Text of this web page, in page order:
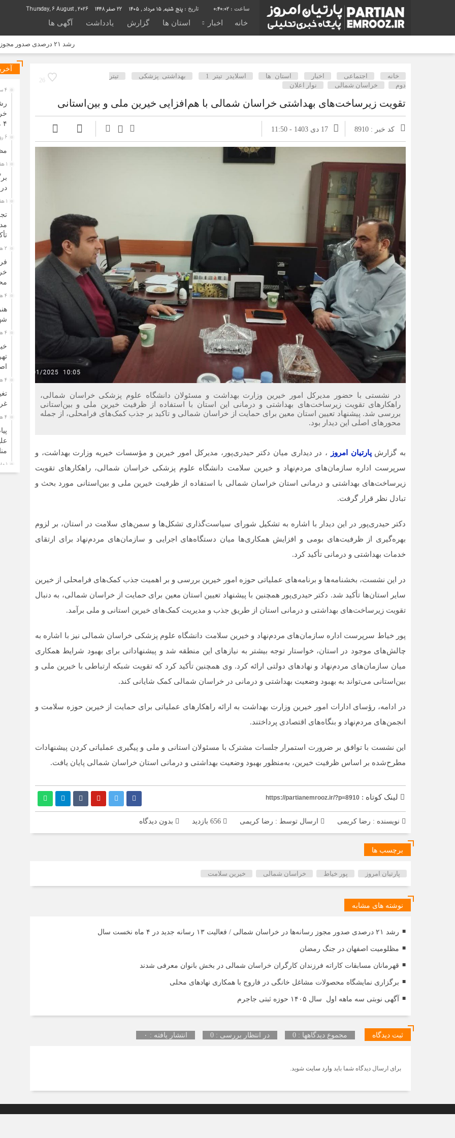
0:40:03 تاریخ : پنج شنبه, ۱۵ مرداد , ۱۴۰۵ 22 صفر 1448
Thursday, 6 August , 2026
خانه
اخبار استان ها گزارش یادداشت آگهی ها
26
خانه اجتماعی اخبار استان ها اسلایدر تیتر 1 بهداشتی پزشکی
تیتر
دوم
خراسان شمالی نوار اعلان
تقویت زیرساخت‌های بهداشتی خراسان شمالی با هم‌افزایی خیرین ملی و بین‌استانی
کد خبر : 8910 17 دی 1403 - 11:50
در نشستی با حضور مدیرکل امور خیرین وزارت بهداشت و مسئولان دانشگاه علوم پزشکی خراسان شمالی،
راهکارهای تقویت زیرساخت‌های بهداشتی و درمانی این استان با استفاده از ظرفیت خیرین ملی و بین‌استانی
بررسی شد. پیشنهاد تعیین استان معین برای حمایت از خراسان شمالی و تاکید بر جذب کمک‌های فرامحلی، از جمله
محورهای اصلی این دیدار بود.
به گزارشپارتیان امروز
، در دیداری میان دکتر حیدری‌پور، مدیرکل امور خیرین و مؤسسات خیریه وزارت بهداشت، و
سرپرست اداره سازمان‌های مردم‌نهاد و خیرین سلامت دانشگاه علوم پزشکی خراسان شمالی، راهکارهای تقویت
زیرساخت‌های بهداشتی و درمانی استان خراسان شمالی با استفاده از ظرفیت خیرین ملی و بین‌استانی مورد بحث و
تبادل نظر قرار گرفت.
دکتر حیدری‌پور در این دیدار با اشاره به تشکیل شورای سیاست‌گذاری تشکل‌ها و سمن‌های سلامت در استان، بر لزوم
بهره‌گیری از ظرفیت‌های بومی و افزایش همکاری‌ها میان دستگاه‌های اجرایی و سازمان‌های مردم‌نهاد برای ارتقای
خدمات بهداشتی و درمانی تأکید کرد.
در این نشست، بخشنامه‌ها و برنامه‌های عملیاتی حوزه امور خیرین بررسی و بر اهمیت جذب کمک‌های فرامحلی از خیرین
سایر استان‌ها تأکید شد. دکتر حیدری‌پور همچنین با پیشنهاد تعیین استان معین برای حمایت از خراسان شمالی، به دنبال
تقویت زیرساخت‌های بهداشتی و درمانی استان از طریق جذب و مدیریت کمک‌های خیرین استانی و ملی برآمد.
پور خیاط سرپرست اداره سازمان‌های مردم‌نهاد و خیرین سلامت دانشگاه علوم پزشکی خراسان شمالی نیز با اشاره به
چالش‌های موجود در استان، خواستار توجه بیشتر به نیازهای این منطقه شد و پیشنهاداتی برای بهبود شرایط همکاری
میان سازمان‌های مردم‌نهاد و نهادهای دولتی ارائه کرد. وی همچنین تأکید کرد که تقویت شبکه ارتباطی با خیرین ملی و
بین‌استانی می‌تواند به بهبود وضعیت بهداشتی و درمانی در خراسان شمالی کمک شایانی کند.
در ادامه، رؤسای ادارات امور خیرین وزارت بهداشت به ارائه راهکارهای عملیاتی برای حمایت از خیرین حوزه سلامت و
انجمن‌های مردم‌نهاد و بنگاه‌های اقتصادی پرداختند.
این نشست با توافق بر ضرورت استمرار جلسات مشترک با مسئولان استانی و ملی و پیگیری عملیاتی کردن پیشنهادات
مطرح‌شده بر اساس ظرفیت خیرین، به‌منظور بهبود وضعیت بهداشتی و درمانی استان خراسان شمالی پایان یافت.
لینک کوتاه : https://partianemrooz.ir/?p=8910
نویسنده : رضا کریمی ارسال توسط : رضا کریمی بدون دیدگاه
برچسب ها
پارتیان امروز پور خیاط خراسان شمالی خیرین سلامت
نوشته های مشابه
رشد ۲۱ درصدی صدور مجوز رسانه‌ها در خراسان شمالی / فعالیت ۱۳ رسانه جدید در ۴ ماه نخست سال
مظلومیت اصفهان در جنگ رمضان
قهرمانان مسابقات کاراته فرزندان کارگران خراسان شمالی در بخش بانوان معرفی شدند
برگزاری نمایشگاه محصولات مشاغل خانگی در فاروج با همکاری نهادهای محلی
آگهی نوبتی سه ماهه اول سال ۱۴۰۵ حوزه ثبتی جاجرم
ثبت دیدگاه مجموع دیدگاهها : 0 در انتظار بررسی : 0 انتشار یافته : ۰
برای ارسال دیدگاه شما باید وارد سایت شوید.
4 ساعت قبل
۴ ماه نخست سال
6 روز قبل
1 هفته قبل
1 هفته قبل
2 هفته قبل
4 هفته قبل
4 هفته قبل
4 هفته قبل
4 هفته قبل
1 ماه قبل